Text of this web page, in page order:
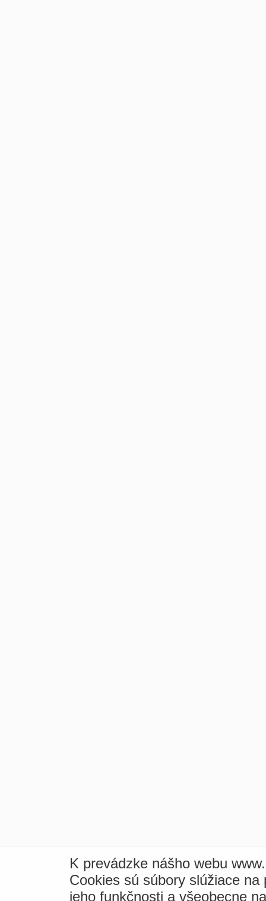
K prevádzke nášho webu
Cookies sú súbory slúžiace
jeho funkčnosti a všeobecne